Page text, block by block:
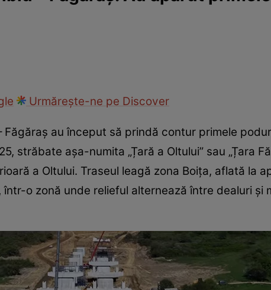
Urmărește-ne pe Discover
Făgăraș au început să prindă contur primele
străbate așa-numita „Țară a Oltului” sau „Țara
a Oltului. Traseul leagă zona Boița, aflată la
o zonă unde relieful alternează între dealuri și